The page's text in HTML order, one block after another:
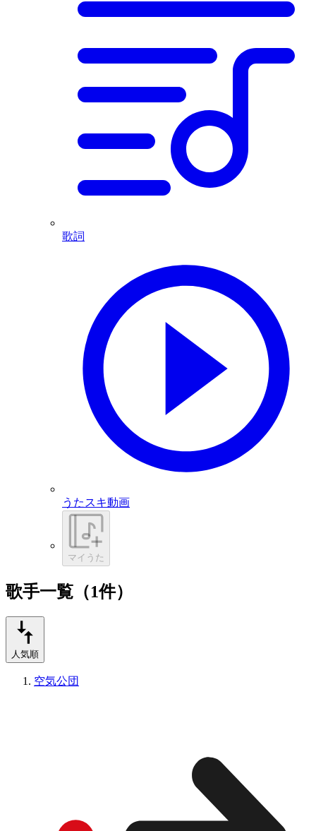
歌詞
うたスキ動画
マイうた
歌手一覧（1件）
人気順
空気公団